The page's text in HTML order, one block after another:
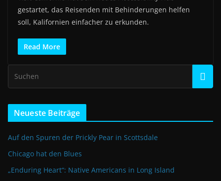
gestartet, das Reisenden mit Behinderungen helfen
soll, Kalifornien einfacher zu erkunden.
Read More
Neueste Beiträge
Auf den Spuren der Prickly Pear in Scottsdale
Chicago hat den Blues
„Enduring Heart“: Native Americans in Long Island